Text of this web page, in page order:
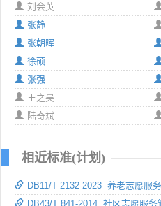
刘会英
张静
张朝晖
徐硕
张强
王之昊
陆奇斌
相近标准(计划)
DB11/T 2132-2023 养老志愿服
DB43/T 841-2014 社区志愿服务